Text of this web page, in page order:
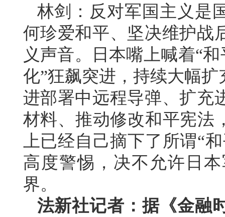
林剑：反对军国主义是
何珍爱和平、坚决维护战
义声音。日本嘴上喊着“
化”狂飙突进，持续大幅
进部署中远程导弹、扩充
材料、推动修改和平宪法
上已经自己摘下了所谓“
高度警惕，决不允许日
界。
法新社记者：据《金融